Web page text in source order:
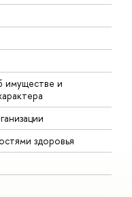
имуществе и
здоровья